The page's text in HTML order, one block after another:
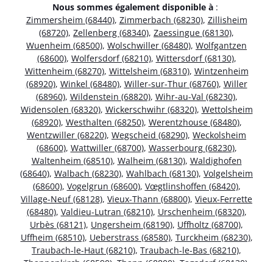
Nous sommes également disponible à :
Zimmersheim (68440), Zimmerbach (68230), Zillisheim
(68720), Zellenberg (68340), Zaessingue (68130),
Wuenheim (68500), Wolschwiller (68480), Wolfgantzen
(68600), Wolfersdorf (68210), Wittersdorf (68130),
Wittenheim (68270), Wittelsheim (68310), Wintzenheim
(68920), Winkel (68480), Willer-sur-Thur (68760), Willer
(68960), Wildenstein (68820), Wihr-au-Val (68230),
Widensolen (68320), Wickerschwihr (68320), Wettolsheim
(68920), Westhalten (68250), Werentzhouse (68480),
Wentzwiller (68220), Wegscheid (68290), Weckolsheim
(68600), Wattwiller (68700), Wasserbourg (68230),
Waltenheim (68510), Walheim (68130), Waldighofen
(68640), Walbach (68230), Wahlbach (68130), Volgelsheim
(68600), Vogelgrun (68600), Vœgtlinshoffen (68420),
Village-Neuf (68128), Vieux-Thann (68800), Vieux-Ferrette
(68480), Valdieu-Lutran (68210), Urschenheim (68320),
Urbès (68121), Ungersheim (68190), Uffholtz (68700),
Uffheim (68510), Ueberstrass (68580), Turckheim (68230),
Traubach-le-Haut (68210), Traubach-le-Bas (68210),